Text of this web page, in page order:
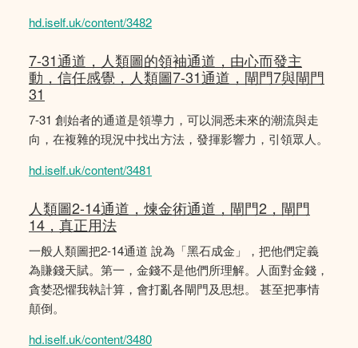
hd.iself.uk/content/3482
7-31通道，人類圖的領袖通道，由心而發主
動，信任感覺，人類圖7-31通道，閘門7與閘門
31
7-31 創始者的通道是領導力，可以洞悉未來的潮流與走
向，在複雜的現況中找出方法，發揮影響力，引領眾人。
hd.iself.uk/content/3481
人類圖2-14通道，煉金術通道，閘門2，閘門
14，真正用法
一般人類圖把2-14通道 說為「黑石成金」，把他們定義
為賺錢天賦。第一，金錢不是他們所理解。人面對金錢，
貪婪恐懼我執計算，會打亂各閘門及思想。 甚至把事情
顛倒。
hd.iself.uk/content/3480